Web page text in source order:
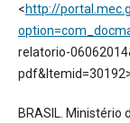
<http://
relatorio-
BRASIL. Ministério